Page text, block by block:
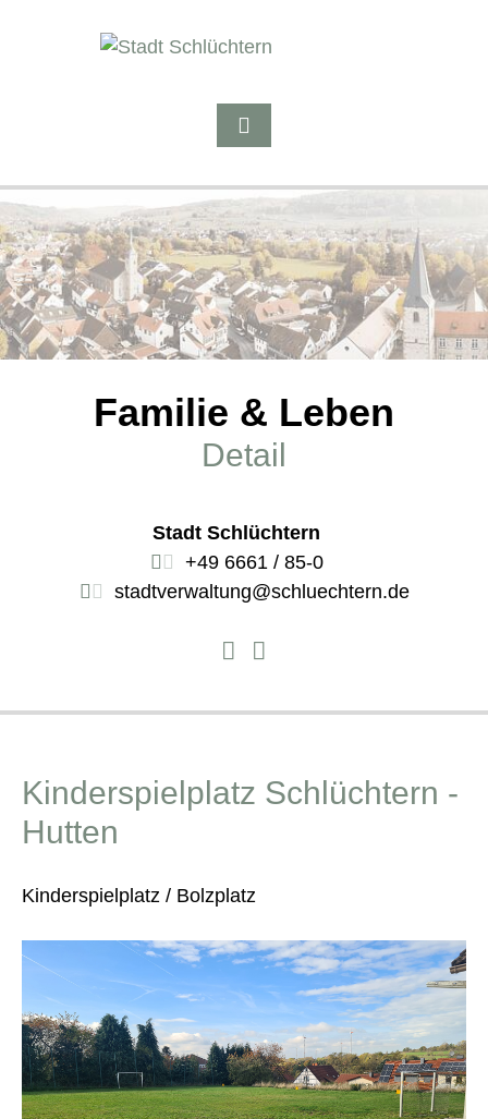
Familie & Leben
Detail
Stadt Schlüchtern
+49 6661 / 85-0
stadtverwaltung@schluechtern.de
Kinderspielplatz Schlüchtern -
Hutten
Kinderspielplatz / Bolzplatz